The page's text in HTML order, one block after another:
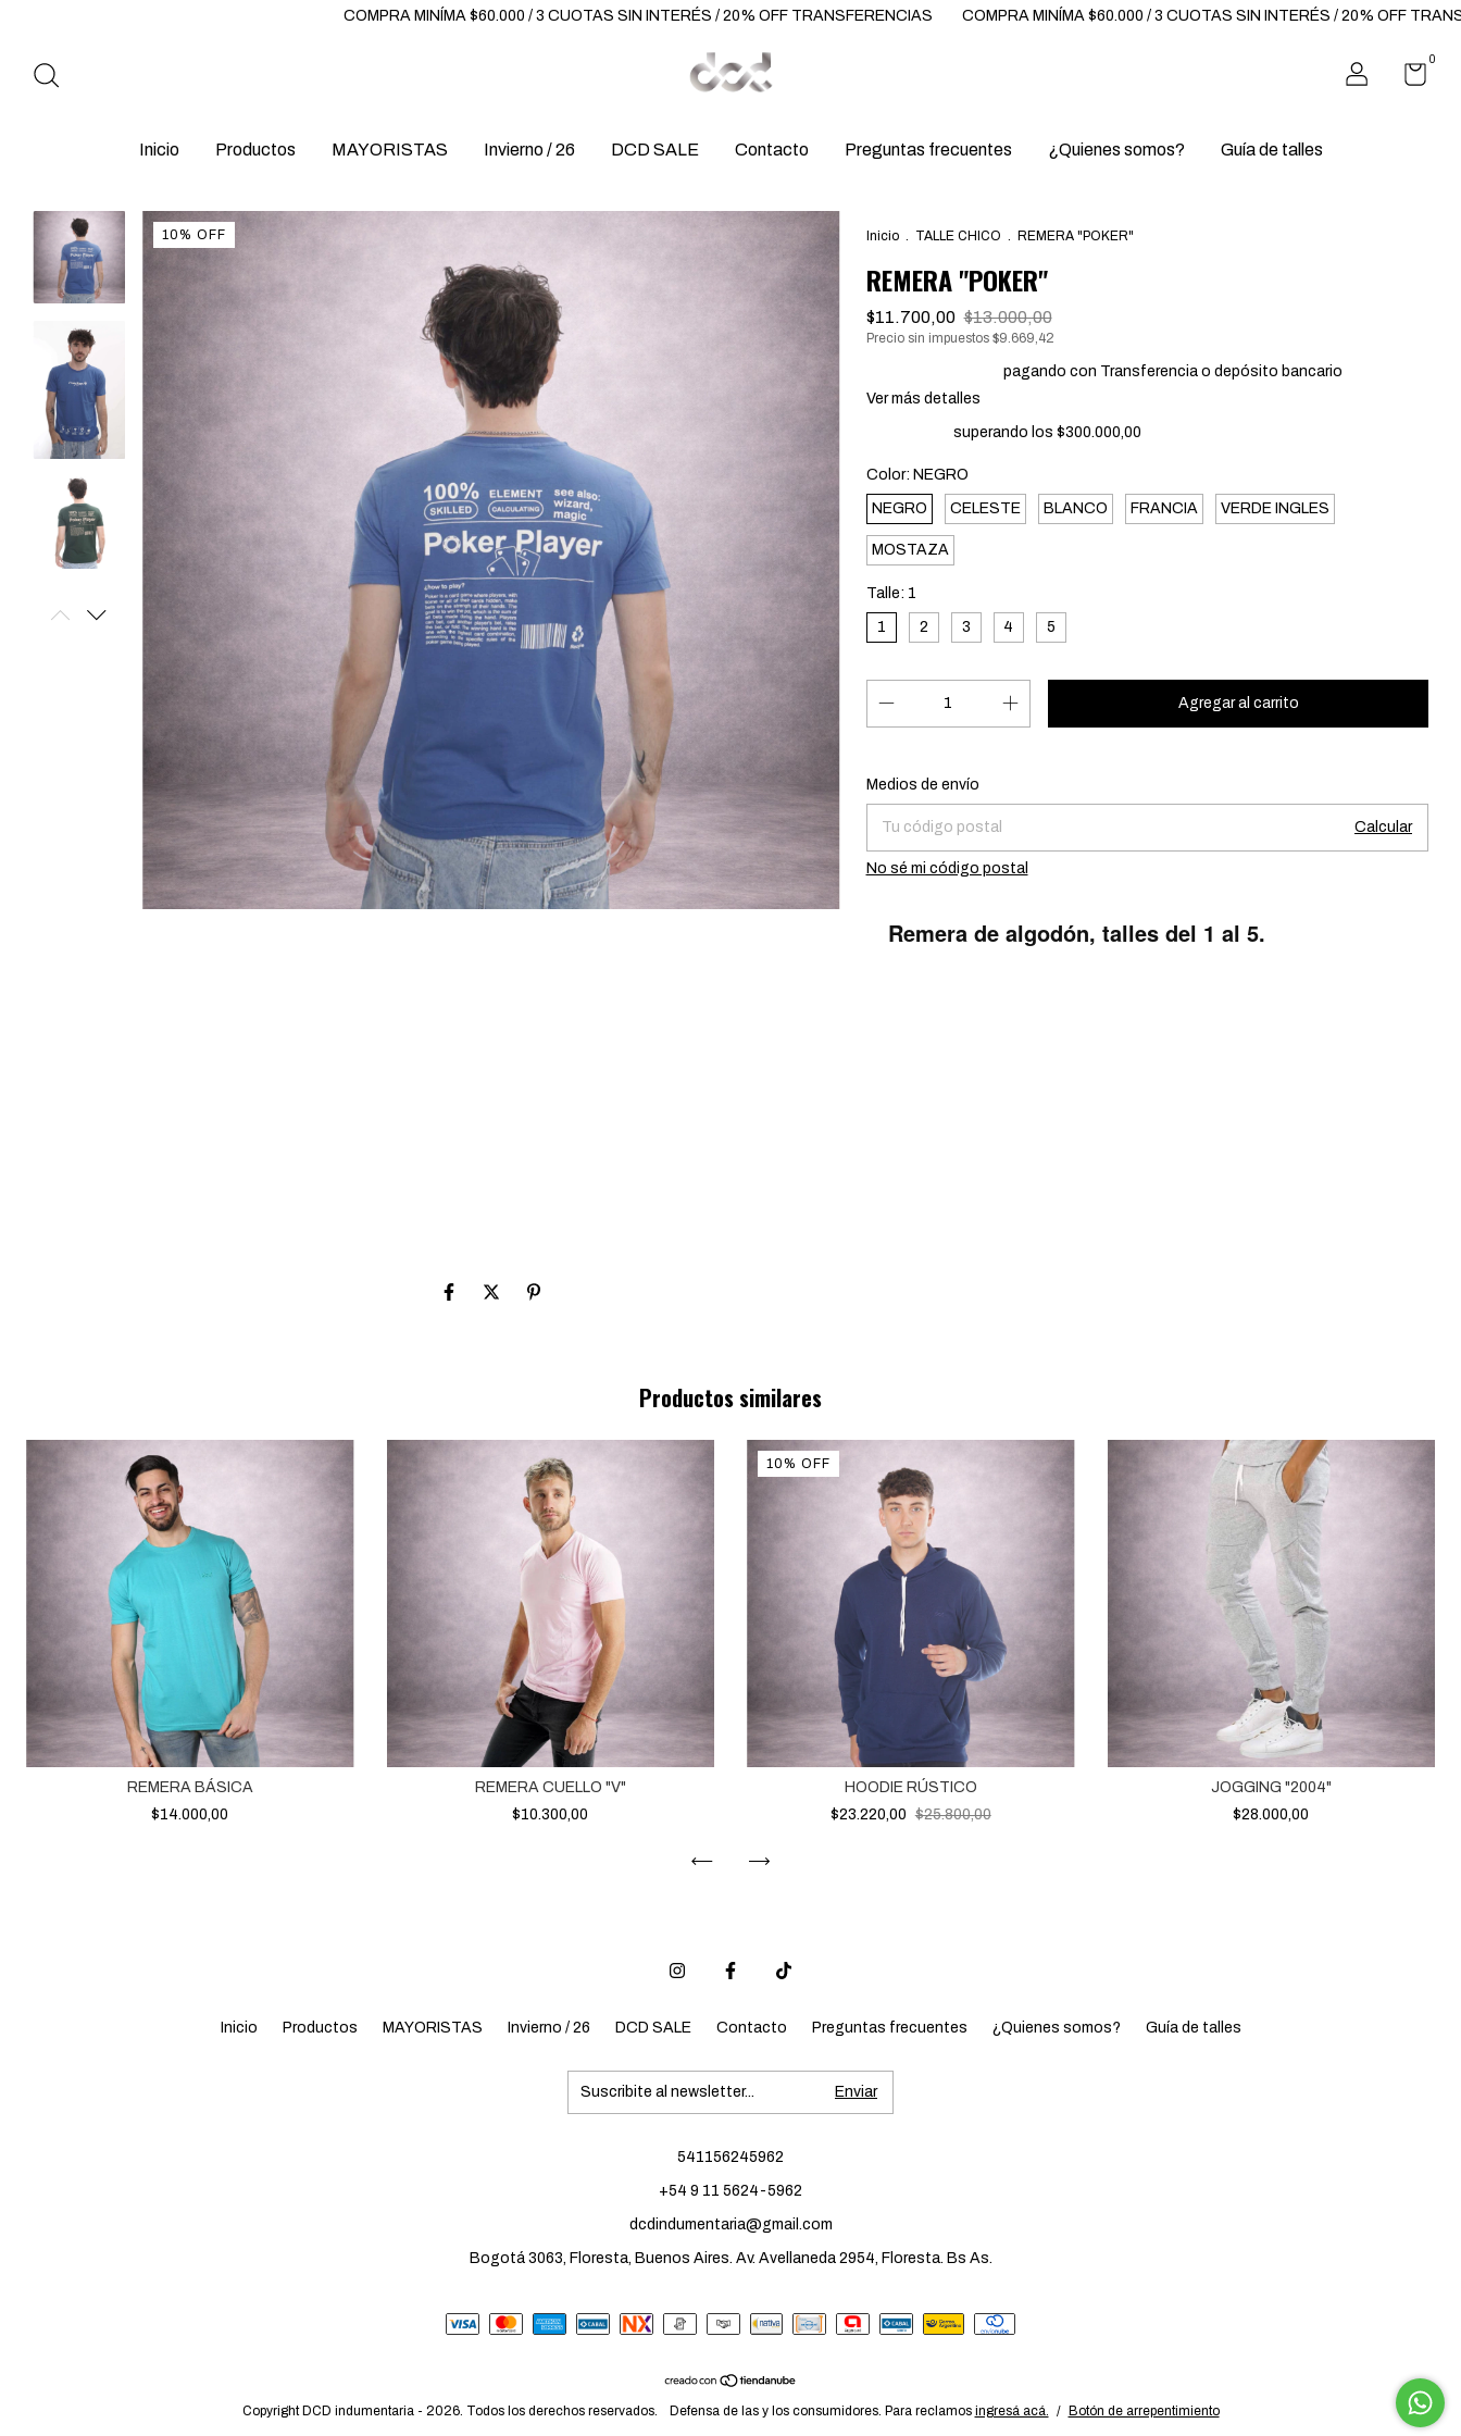
COMPRA MINÍMA $60.000 / 3 CUOTAS SIN INTERÉS / 20% OFF TRANSFERENCIAS COMPRA MINÍMA $60.000 / 3 CUOTAS SIN INTERÉS / 20% OFF TRANSFERENCIAS
0
Inicio Productos MAYORISTAS Invierno / 26 DCD SALE Contacto Preguntas frecuentes ¿Quienes somos? Guía de talles
10% OFF Inicio . TALLE CHICO . REMERA "POKER"
REMERA "POKER"
$11.700,00 $13.000,00
Precio sin impuestos $9.669,42
pagando con Transferencia o depósito bancario
Ver más detalles
superando los $300.000,00
Color: NEGRO
NEGRO CELESTE BLANCO FRANCIA VERDE INGLES
MOSTAZA
Talle: 1
1 2 3 4 5
Entregas para el CP:
Medios de envío
Calcular
No sé mi código postal
Remera de algodón, talles del 1 al 5.
Productos similares
REMERA BÁSICA
$14.000,00
REMERA CUELLO "V"
$10.300,00
10% OFF
HOODIE RÚSTICO
$23.220,00 $25.800,00
JOGGING "2004"
$28.000,00
Inicio Productos MAYORISTAS Invierno / 26 DCD SALE Contacto Preguntas frecuentes ¿Quienes somos? Guía de talles
541156245962
+54 9 11 5624-5962
dcdindumentaria@gmail.com
Bogotá 3063, Floresta, Buenos Aires. Av. Avellaneda 2954, Floresta. Bs As.
Copyright DCD indumentaria - 2026. Todos los derechos reservados. Defensa de las y los consumidores. Para reclamos ingresá acá. / Botón de arrepentimiento